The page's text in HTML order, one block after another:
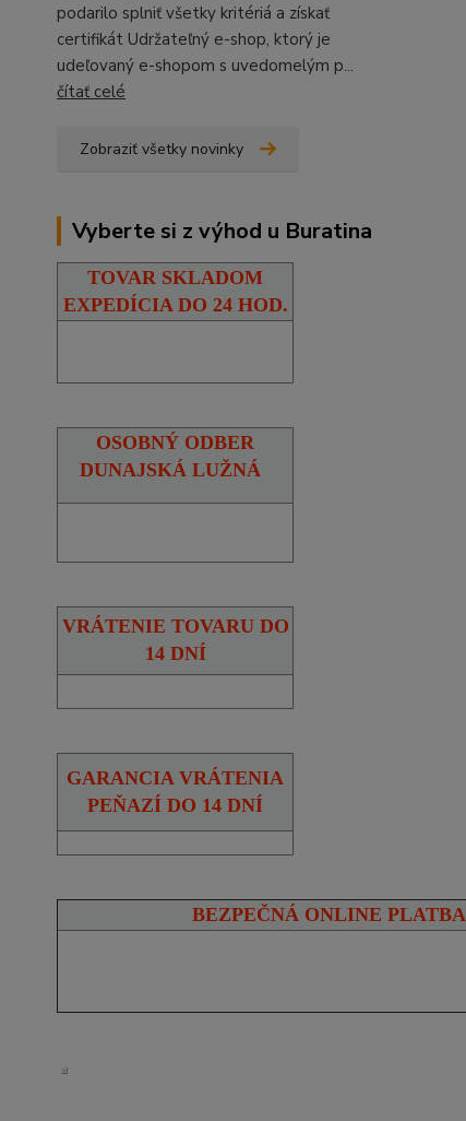
podarilo splniť všetky kritériá a získať
certifikát Udržateľný e-shop, ktorý je
udeľovaný e-shopom s uvedomelým p...
čítať celé
Zobraziť všetky novinky
Vyberte si z výhod u Buratina
TOVAR SKLADOM
EXPEDÍCIA DO 24 HOD.
OSOBNÝ ODBER
DUNAJSKÁ LUŽNÁ
VRÁTENIE TOVARU DO
14 DNÍ
GARANCIA VRÁTENIA
PEŇAZÍ DO 14 DNÍ
BEZPEČNÁ ONLINE PLATBA